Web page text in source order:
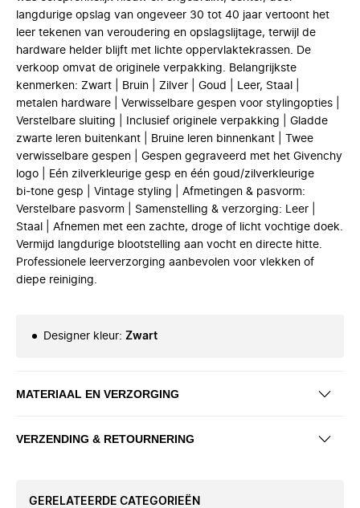
langdurige opslag van ongeveer 30 tot 40 jaar vertoont het
leer tekenen van veroudering en opslagslijtage, terwijl de
hardware helder blijft met lichte oppervlaktekrassen. De
verkoop omvat de originele verpakking. Belangrijkste
kenmerken: Zwart | Bruin | Zilver | Goud | Leer, Staal |
metalen hardware | Verwisselbare gespen voor stylingopties |
Verstelbare sluiting | Inclusief originele verpakking | Gladde
zwarte leren buitenkant | Bruine leren binnenkant | Twee
verwisselbare gespen | Gespen gegraveerd met het Givenchy
logo | Eén zilverkleurige gesp en één goud/zilverkleurige
bi‑tone gesp | Vintage styling | Afmetingen & pasvorm:
Verstelbare pasvorm | Samenstelling & verzorging: Leer |
Staal | Afnemen met een zachte, droge of licht vochtige doek.
Vermijd langdurige blootstelling aan vocht en directe hitte.
Professionele leerverzorging aanbevolen voor vlekken of
diepe reiniging.
Designer kleur: Zwart
MATERIAAL EN VERZORGING
VERZENDING & RETOURNERING
GERELATEERDE CATEGORIEËN